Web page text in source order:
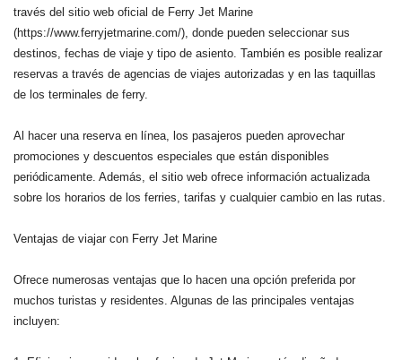
través del sitio web oficial de Ferry Jet Marine
(https://www.ferryjetmarine.com/), donde pueden seleccionar sus
destinos, fechas de viaje y tipo de asiento. También es posible realizar
reservas a través de agencias de viajes autorizadas y en las taquillas
de los terminales de ferry.
Al hacer una reserva en línea, los pasajeros pueden aprovechar
promociones y descuentos especiales que están disponibles
periódicamente. Además, el sitio web ofrece información actualizada
sobre los horarios de los ferries, tarifas y cualquier cambio en las rutas.
Ventajas de viajar con Ferry Jet Marine
Ofrece numerosas ventajas que lo hacen una opción preferida por
muchos turistas y residentes. Algunas de las principales ventajas
incluyen: